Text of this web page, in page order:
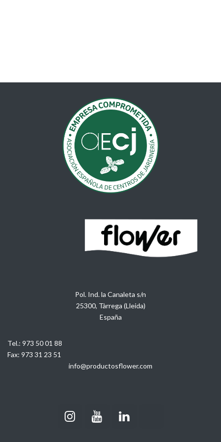
Pol. Ind. la Canaleta s/n
25300, Tàrrega (Lleida)
España
Tel.: 973 50 01 88
Fax: 973 31 23 51
info@productosflower.com